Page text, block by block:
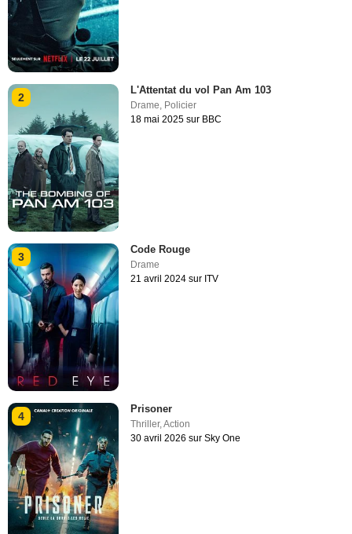
2
L'Attentat du vol Pan Am 103
Drame Policier
18 mai 2025 sur BBC
3
Code Rouge
Drame
21 avril 2024 sur ITV
4
Prisoner
Thriller,Action
30 avril 2026 sur Sky One